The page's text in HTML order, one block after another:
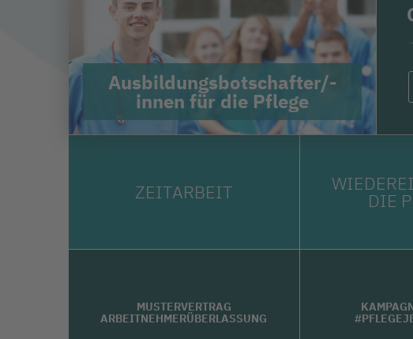
Ausbildungsbotschafter/-
innen für die Pflege
ZEITARBEIT DIE
MUSTERVERTRAG
ARBEITNEHMERÜBERLASSUNG